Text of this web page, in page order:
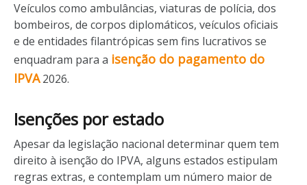
Veículos como ambulâncias, viaturas de polícia, dos
bombeiros, de corpos diplomáticos, veículos oficiais
e de entidades filantrópicas sem fins lucrativos se
enquadram para a isenção do pagamento do
IPVA2026.
Isenções por estado
Apesar da legislação nacional determinar quem tem
direito à isenção do IPVA, alguns estados estipulam
regras extras, e contemplam um número maior de